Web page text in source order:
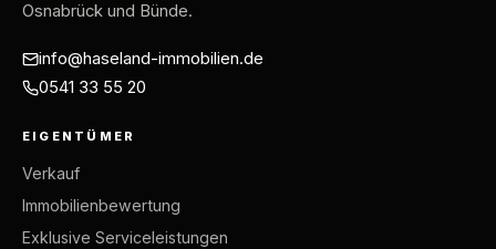
Osnabrück und Bünde.
info@haseland-immobilien.de
0541 33 55 20
EIGENTÜMER
Verkauf
Immobilienbewertung
Exklusive Serviceleistungen